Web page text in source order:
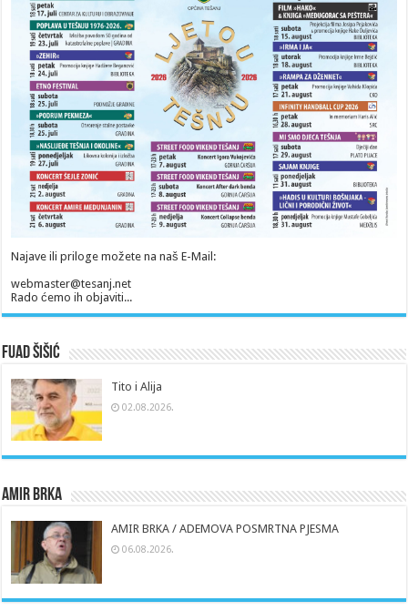
Najave ili priloge možete na naš E-Mail:
webmaster@tesanj.net
Rado ćemo ih objaviti...
Fuad Šišić
Tito i Alija
02.08.2026.
Amir Brka
AMIR BRKA / ADEMOVA POSMRTNA PJESMA
06.08.2026.